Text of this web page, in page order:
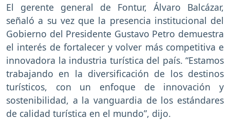
El gerente general de Fontur, Álvaro Balcázar,
señaló a su vez que la presencia institucional del
Gobierno del Presidente Gustavo Petro demuestra
el interés de fortalecer y volver más competitiva e
innovadora la industria turística del país. “Estamos
trabajando en la diversificación de los destinos
turísticos, con un enfoque de innovación y
sostenibilidad, a la vanguardia de los estándares
de calidad turística en el mundo”, dijo.